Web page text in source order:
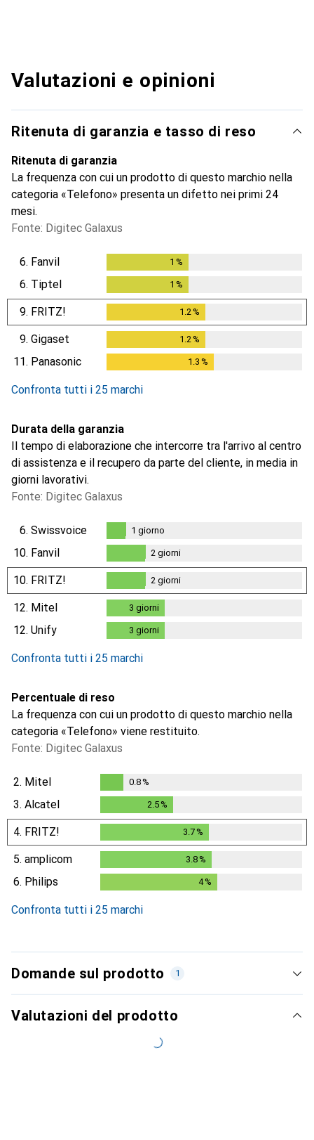
Valutazioni e opinioni
Ritenuta di garanzia e tasso di reso
Ritenuta di garanzia
La frequenza con cui un prodotto di questo marchio nella
categoria «Telefono» presenta un difetto nei primi 24
mesi.
Fonte: Digitec Galaxus
6. Fanvil 1 %
6. Tiptel 1 %
9. FRITZ! 1.2%
9. Gigaset 1.2%
11. Panasonic 1.3 %
Confronta tutti i 25 marchi
Durata della garanzia
Il tempo di elaborazione che intercorre tra l'arrivo al centro
di assistenza e il recupero da parte del cliente, in media in
giorni lavorativi.
Fonte: Digitec Galaxus
6. Swissvoice
giorno
1 giorno
10. Fanvil
2giorni
2 giorni
10. FRITZ!
2giorni
2 giorni
12. Mitel 3 giorni
12. Unify 3 giorni
Confronta tutti i 25 marchi
Percentuale di reso
La frequenza con cui un prodotto di questo marchio nella
categoria «Telefono» viene restituito.
Fonte: Digitec Galaxus
2. Mitel
0.8%
0.8%
3. Alcatel 2.5 %
4. FRITZ! 3.7%
5. amplicom 3.8%
6. Philips 4%
Confronta tutti i 25 marchi
Domande sul prodotto 1
Valutazioni del prodotto